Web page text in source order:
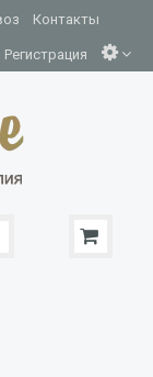
Контакты
Регистрация